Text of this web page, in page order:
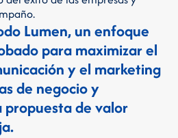
Lumen, un enfoque
para maximizar el
y el marketing
de negocio y
propuesta de valor